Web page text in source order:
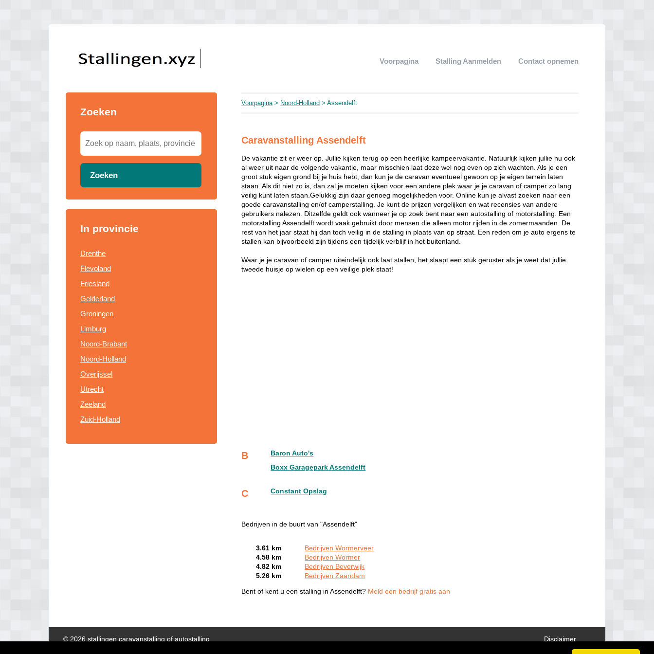
Voorpagina Stalling Aanmelden Contact opnemen
Zoeken
Zoeken
In provincie
Drenthe
Flevoland
Friesland
Gelderland
Groningen
Limburg
Noord-Brabant
Noord-Holland
Overijssel
Utrecht
Zeeland
Zuid-Holland
Voorpagina> Noord-Holland > Assendelft
Caravanstalling Assendelft
De vakantie zit er weer op. Jullie kijken terug op een heerlijke kampeervakantie. Natuurlijk kijken jullie nu ook
al weer uit naar de volgende vakantie, maar misschien laat deze wel nog even op zich wachten. Als je een
groot stuk eigen grond bij je huis hebt, dan kun je de caravan eventueel gewoon op je eigen terrein laten
staan. Als dit niet zo is, dan zal je moeten kijken voor een andere plek waar je je caravan of camper zo lang
veilig kunt laten staan.Gelukkig zijn daar genoeg mogelijkheden voor. Online kun je alvast zoeken naar een
goede caravanstalling en/of camperstalling. Je kunt de prijzen vergelijken en wat recensies van andere
gebruikers nalezen. Ditzelfde geldt ook wanneer je op zoek bent naar een autostalling of motorstalling. Een
motorstalling Assendelft wordt vaak gebruikt door mensen die alleen motor rijden in de zomermaanden. De
rest van het jaar staat hij dan toch veilig in de stalling in plaats van op straat. Een reden om je auto ergens te
stallen kan bijvoorbeeld zijn tijdens een tijdelijk verblijf in het buitenland.
Waar je je caravan of camper uiteindelijk ook laat stallen, het slaapt een stuk geruster als je weet dat jullie
tweede huisje op wielen op een veilige plek staat!
B
Baron Auto's
Boxx Garagepark Assendelft
C Constant Opslag
Bedrijven in de buurt van "Assendelft"
3.61 km
Bedrijven Wormerveer
4.58 km
Bedrijven Wormer
4.82 km
Bedrijven Beverwijk
5.26 km
Bedrijven Zaandam
Bent of kent u een stalling in Assendelft? Meld een bedrijf gratis aan
Disclaimer
© 2026 stallingen caravanstalling of autostalling